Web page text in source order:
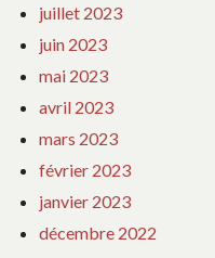
juillet 2023
juin 2023
mai 2023
avril 2023
mars 2023
février 2023
janvier 2023
décembre 2022